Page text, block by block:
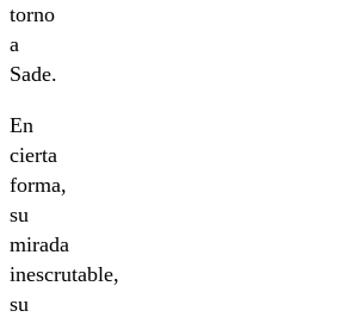
torno
a
Sade.
En
cierta
forma,
su
mirada
inescrutable,
su